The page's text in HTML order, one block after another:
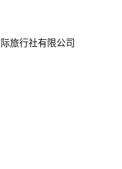
旅行社有限公司